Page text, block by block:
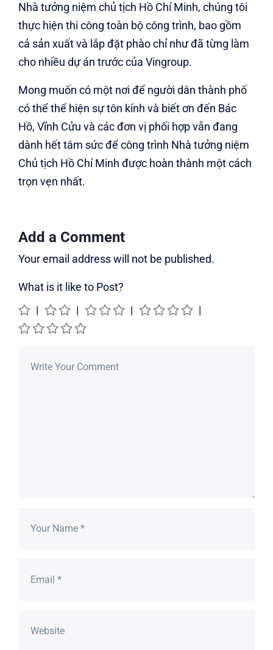
Nhà tưởng niệm chủ tịch Hồ Chí Minh, chúng tôi
thực hiện thi công toàn bộ công trình, bao gồm
cả sản xuất và lắp đặt phào chỉ như đã từng làm
cho nhiều dự án trước của Vingroup.
Mong muốn có một nơi để người dân thành phố
có thể thể hiện sự tôn kính và biết ơn đến Bác
Hồ, Vĩnh Cửu và các đơn vị phối hợp vẫn đang
dành hết tâm sức để công trình Nhà tưởng niệm
Chủ tịch Hồ Chí Minh được hoàn thành một cách
trọn vẹn nhất.
Add a Comment
Your email address will not be published.
What is it like to Post?